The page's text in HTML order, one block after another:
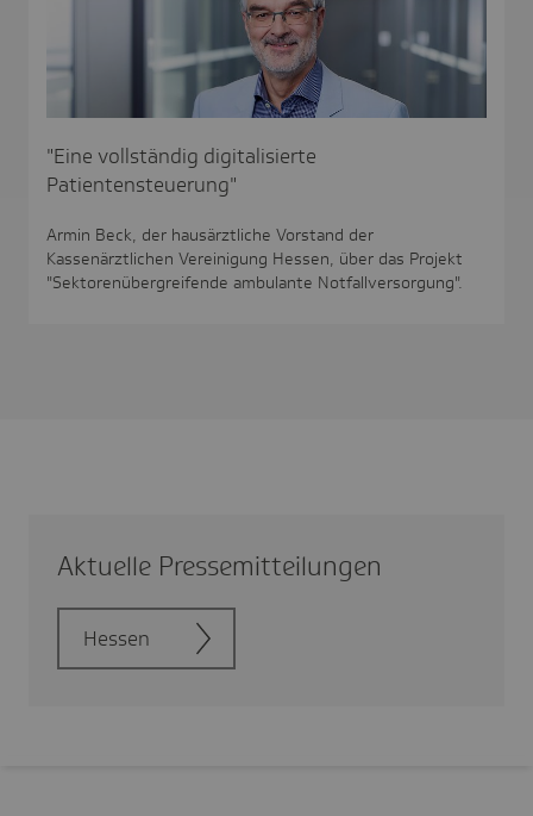
"Eine vollständig digitalisierte
Patientensteuerung"
Armin Beck, der hausärztliche Vorstand der
Kassenärztlichen Vereinigung Hessen, über das Projekt
"Sektorenübergreifende ambulante Notfallversorgung".
Aktu­elle Pres­se­mit­tei­lungen
Hessen